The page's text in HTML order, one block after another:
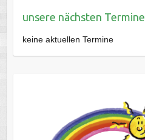
unsere nächsten Termine
keine aktuellen Termine